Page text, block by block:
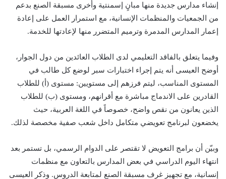
إنشاء مدارس جديدة منها مبانٍ إسمنتية وأخرى مسبقة الصنع بدعم
من الجمعيات والمنظمات الإنسانية، مع استمرار العمل على إعادة
إعمار المدارس المدمرة وترميم المتضرر منها لإعادتها للخدمة.
وفيما يتعلق بالفاقد التعليمي لدى الطلاب العائدين من دول الجوار،
أوضح العيسى أنه يتم إجراء اختبارات سبر لوضع كل طالب في
المستوى المناسب، ليتم فرزهم إلى مستويين: مستوى (أ) للطلاب
القادرين على الاندماج مباشرة مع أقرانهم، ومستوى (ب) للطلاب
الذين يعانون من نقص واضح، خصوصاً في اللغة العربية، حيث
يخضعون لبرنامج تعويضي متكامل داخل شعب صفية مخصصة لذلك.
وبيّن أن برامج التعويض لا تقتصر على الدوام الرسمي، بل تستمر بعد
انتهاء اليوم الدراسي في بعض المدارس بالتعاون مع منظمات
إنسانية، مع تجهيز غرف مسبقة الصنع لمتابعة الدروس. وذكر العيسى